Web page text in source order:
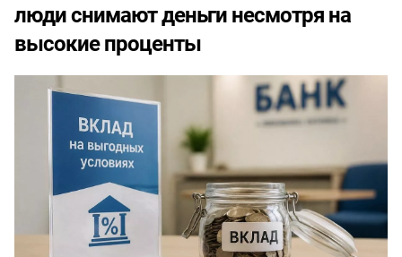
люди снимают деньги несмотря на
высокие проценты